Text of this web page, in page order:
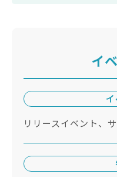
イ
リリースイベント、